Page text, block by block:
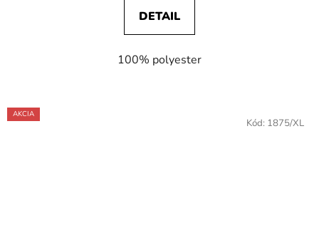
DETAIL
100% polyester
AKCIA
Kód: 1875/XL